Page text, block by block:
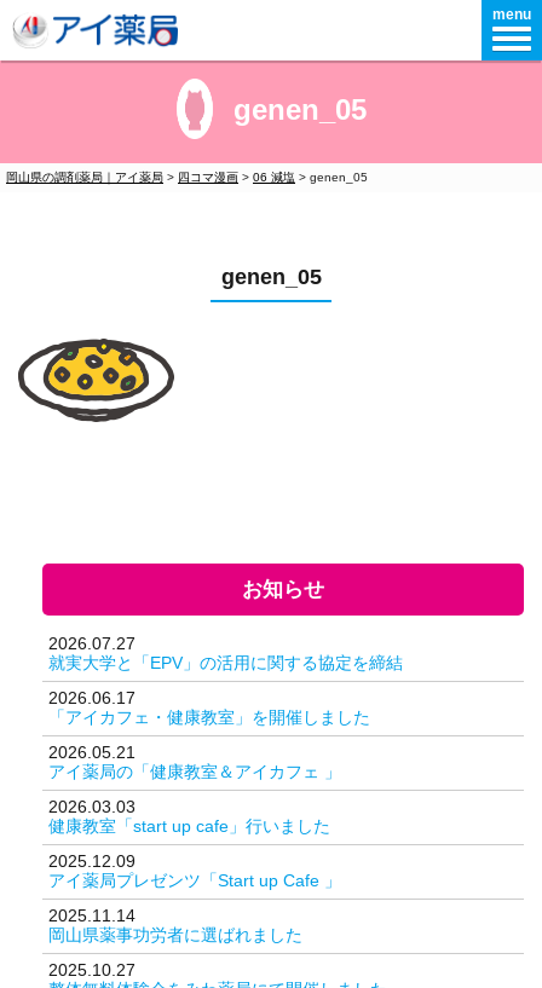
menu
genen_05
岡山県の調剤薬局｜アイ薬局 > 四コマ漫画 > 06 減塩 > genen_05
genen_05
お知らせ
2026.07.27
就実大学と「EPV」の活用に関する協定を締結
2026.06.17
「アイカフェ・健康教室」を開催しました
2026.05.21
アイ薬局の「健康教室＆アイカフェ 」
2026.03.03
健康教室「start up cafe」行いました
2025.12.09
アイ薬局プレゼンツ「Start up Cafe 」
2025.11.14
岡山県薬事功労者に選ばれました
2025.10.27